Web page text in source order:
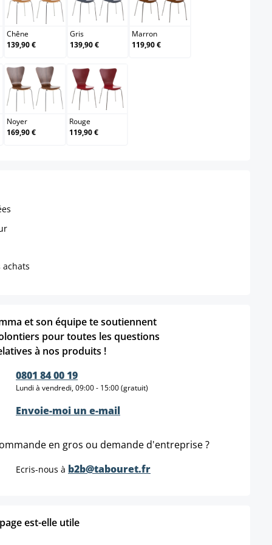
Chêne
Chêne
139,90 €
Gris
Gris
139,90 €
Marron
Marron
119,90 €
Noyer
Noyer
169,90 €
Rouge
Rouge
119,90 €
achats
et son équipe te soutiennent
pour toutes les questions
à nos produits !
0801 84 00 19
Lundi à vendredi, 09:00 - 15:00 (gratuit)
Envoie-moi un e-mail
en gros ou demande d'entreprise ?
Ecris-nous à b2b@tabouret.fr
est-elle utile